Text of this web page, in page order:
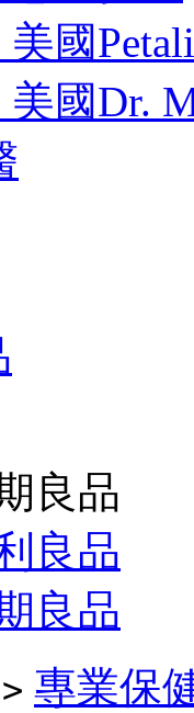
美國
美國Dr.
良品
良品
良品
> 專業保